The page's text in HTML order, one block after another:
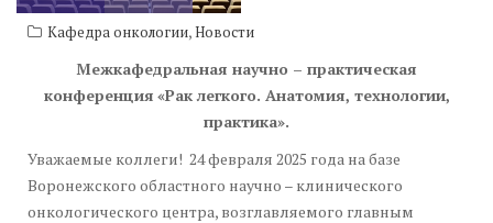
Кафедра онкологии,Новости
Межкафедральная научно – практическая
конференция «Рак легкого. Анатомия, технологии,
практика».
Уважаемые коллеги! 24 февраля 2025 года на базе
Воронежского областного научно – клинического
онкологического центра, возглавляемого главным